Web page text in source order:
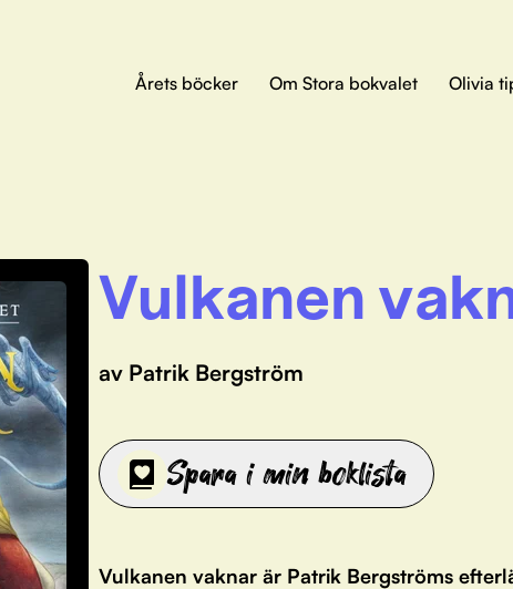
Årets böcker Om Stora bokvalet Olivia
Vulkanen
av Patrik Bergström
Spara i min boklista
Vulkanen vaknar är Patrik Bergströms